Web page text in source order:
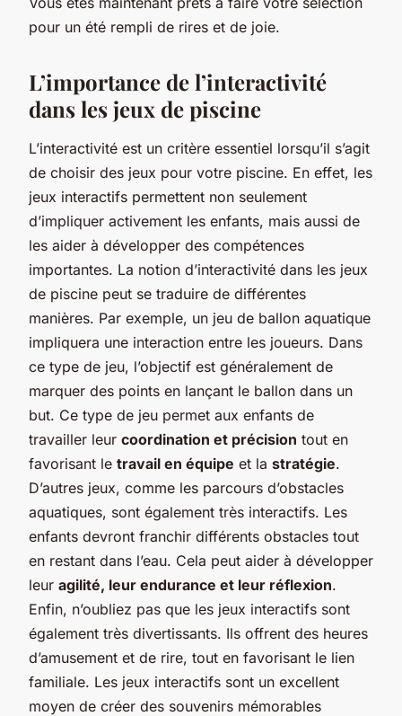
pour un été rempli de rires et de joie.
L’importance de l’interactivité
dans les jeux de piscine
L’interactivité est un critère essentiel lorsqu’il s’agit
de choisir des jeux pour votre piscine. En effet, les
jeux interactifs permettent non seulement
d’impliquer activement les enfants, mais aussi de
les aider à développer des compétences
importantes. La notion d’interactivité dans les jeux
de piscine peut se traduire de différentes
manières. Par exemple, un jeu de ballon aquatique
impliquera une interaction entre les joueurs. Dans
ce type de jeu, l’objectif est généralement de
marquer des points en lançant le ballon dans un
but. Ce type de jeu permet aux enfants de
travailler leur coordination et précision tout en
favorisant le travail en équipe et la stratégie.
D’autres jeux, comme les parcours d’obstacles
aquatiques, sont également très interactifs. Les
enfants devront franchir différents obstacles tout
en restant dans l’eau. Cela peut aider à développer
leur agilité, leur endurance et leur réflexion.
Enfin, n’oubliez pas que les jeux interactifs sont
également très divertissants. Ils offrent des heures
d’amusement et de rire, tout en favorisant le lien
familiale. Les jeux interactifs sont un excellent
moyen de créer des souvenirs mémorables